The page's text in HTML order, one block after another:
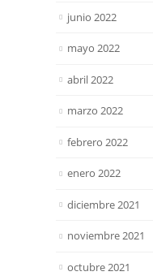
junio 2022
mayo 2022
abril 2022
marzo 2022
febrero 2022
enero 2022
diciembre 2021
noviembre 2021
octubre 2021